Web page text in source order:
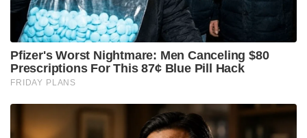
Pfizer's Worst Nightmare: Men Canceling $80
Prescriptions For This 87¢ Blue Pill Hack
FRIDAY PLANS